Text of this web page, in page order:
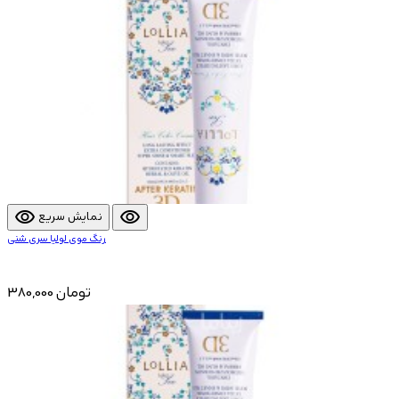
visibility نمایش سریع visibility
رنگ موی لولیا سری شنی
380,000 تومان